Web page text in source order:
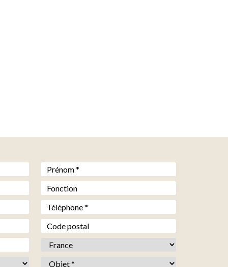
Prénom **
Fonction
Téléphone **
Code postal
Pays **
Objet **